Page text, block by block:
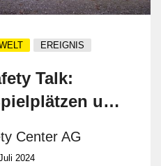
EREIGNIS
Talk:
und
-
Center AG
2024